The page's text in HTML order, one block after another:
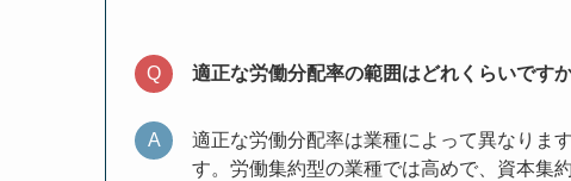
適正な労働分配率の範囲はどれくらいです
適正な労働分配率は業種によって異なります
す。労働集約型の業種では高めで、資本集